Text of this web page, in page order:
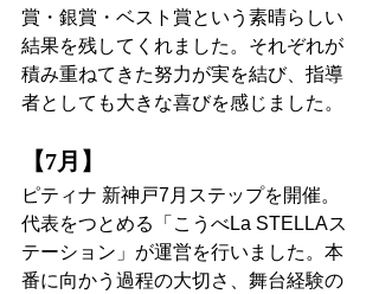
賞・銀賞・ベスト賞という素晴らしい
結果を残してくれました。それぞれが
積み重ねてきた努力が実を結び、指導
者としても大きな喜びを感じました。
【7月】
ピティナ 新神戸7月ステップを開催。
代表をつとめる「こうべLa STELLAス
テーション」が運営を行いました。本
番に向かう過程の大切さ、舞台経験の